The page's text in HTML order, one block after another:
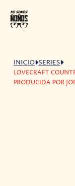
INICIO SERIES
LOVECRAFT
PRODUCIDA POR